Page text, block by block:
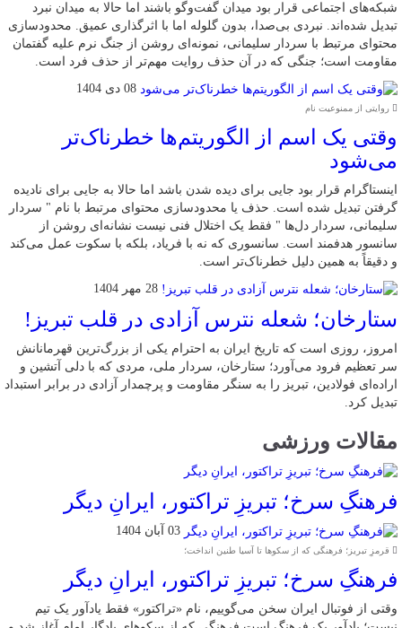
شبکه‌های اجتماعی قرار بود میدان گفت‌وگو باشند اما حالا به میدان نبرد
تبدیل شده‌اند. نبردی بی‌صدا، بدون گلوله اما با اثرگذاری عمیق. محدودسازی
محتوای مرتبط با سردار سلیمانی، نمونه‌ای روشن از جنگ نرم علیه گفتمان
مقاومت است؛ جنگی که در آن حذف روایت مهم‌تر از حذف فرد است.
08 دی 1404
روایتی از ممنوعیت نام
وقتی یک اسم از الگوریتم‌ها خطرناک‌تر
می‌شود
اینستاگرام قرار بود جایی برای دیده شدن باشد اما حالا به جایی برای نادیده
گرفتن تبدیل شده است. حذف یا محدودسازی محتوای مرتبط با نام " سردار
سلیمانی، سردار دل‌ها " فقط یک اختلال فنی نیست نشانه‌ای روشن از
سانسور هدفمند است. سانسوری که نه با فریاد، بلکه با سکوت عمل می‌کند
و دقیقاً به همین دلیل خطرناک‌تر است.
28 مهر 1404
ستارخان؛ شعله نترس آزادی در قلب تبریز!
امروز، روزی است که تاریخ ایران به احترام یکی از بزرگ‌ترین قهرمانانش
سر تعظیم فرود می‌آورد؛ ستارخان، سردار ملی، مردی که با دلی آتشین و
اراده‌ای فولادین، تبریز را به سنگر مقاومت و پرچمدار آزادی در برابر استبداد
تبدیل کرد.
مقالات ورزشی
فرهنگِ سرخ؛ تبریزِ تراکتور، ایرانِ دیگر
03 آبان 1404
قرمزِ تبریز؛ فرهنگی که از سکوها تا آسیا طنین انداخت؛
فرهنگِ سرخ؛ تبریزِ تراکتور، ایرانِ دیگر
وقتی از فوتبال ایران سخن می‌گوییم، نام «تراکتور» فقط یادآور یک تیم